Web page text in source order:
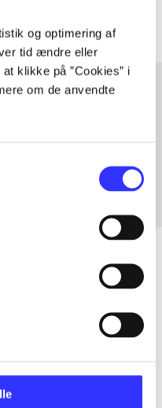
og optimering af
tid ændre eller
klikke på ”Cookies” i
om de anvendte
på udgivelser